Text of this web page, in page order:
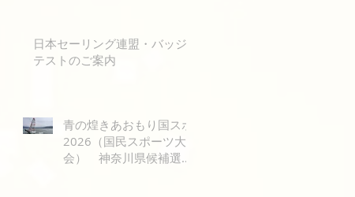
日本セーリング連盟・バッジ
テストのご案内
青の煌きあおもり国スポ
2026（国民スポーツ大
会） 神奈川県候補選手